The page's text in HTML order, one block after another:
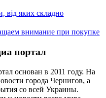
від яких складно
внимание при покупке
портал
основан в 2011 году. На
города Чернигов, а
со всей Украины.